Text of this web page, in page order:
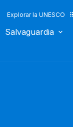
Explorar la UNESCO
Salvaguardia